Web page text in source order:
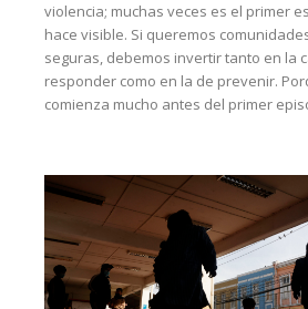
violencia; muchas veces es el primer
hace visible. Si queremos
seguras, debemos invertir tanto en la
responder como en la de prevenir.
comienza mucho antes del primer